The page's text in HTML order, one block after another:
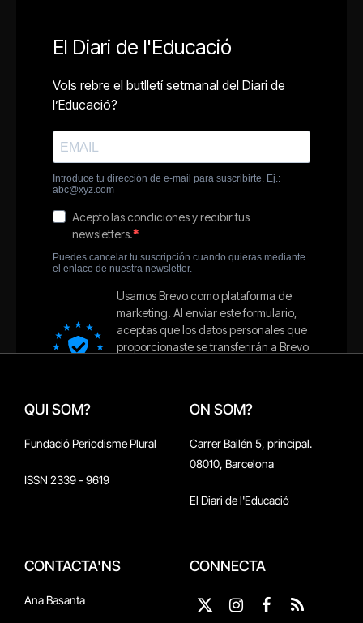
QUI SOM?
Fundació Periodisme Plural
ISSN 2339 - 9619
ON SOM?
Carrer Bailén 5, principal.
08010, Barcelona
El Diari de l'Educació
CONTACTA'NS
Ana Basanta
CONNECTA
X
Instagram
Facebook
RSS